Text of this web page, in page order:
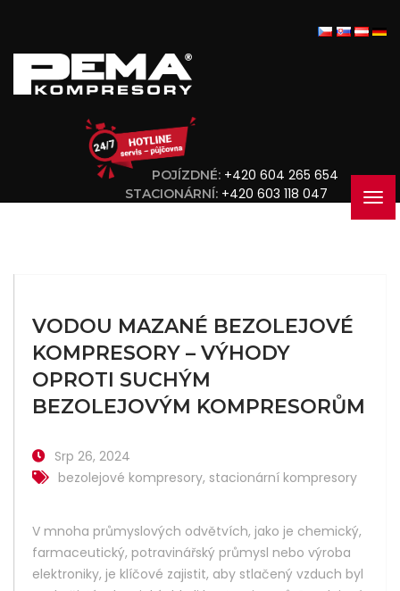
POJÍZDNÉ: +420 604 265 654
STACIONÁRNÍ: +420 603 118 047
VODOU MAZANÉ BEZOLEJOVÉ
KOMPRESORY – VÝHODY
OPROTI SUCHÝM
BEZOLEJOVÝM KOMPRESORŮM
Srp 26, 2024
bezolejové kompresory, stacionární kompresory
V mnoha průmyslových odvětvích, jako je chemický,
farmaceutický, potravinářský průmysl nebo výroba
elektroniky, je klíčové zajistit, aby stlačený vzduch byl